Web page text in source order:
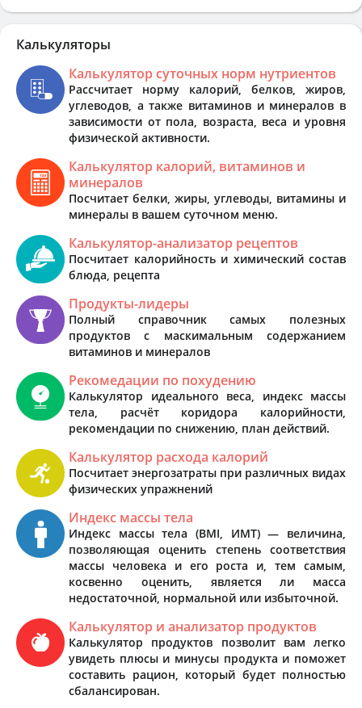
Калькуляторы
Калькулятор суточных норм нутриентов
Рассчитает норму калорий, белков, жиров,
углеводов, а также витаминов и минералов в
зависимости от пола, возраста, веса и уровня
физической активности.
Калькулятор калорий, витаминов и
минералов
Посчитает белки, жиры, углеводы, витамины и
минералы в вашем суточном меню.
Калькулятор-анализатор рецептов
Посчитает калорийность и химический состав
блюда, рецепта
Продукты-лидеры
Полный справочник самых полезных
продуктов с маскимальным содержанием
витаминов и минералов
Рекомедации по похудению
Калькулятор идеального веса, индекс массы
тела, расчёт коридора калорийности,
рекомендации по снижению, план действий.
Калькулятор расхода калорий
Посчитает энергозатраты при различных видах
физических упражнений
Индекс массы тела
Индекс массы тела (BMI, ИМТ) — величина,
позволяющая оценить степень соответствия
массы человека и его роста и, тем самым,
косвенно оценить, является ли масса
недостаточной, нормальной или избыточной.
Калькулятор и анализатор продуктов
Калькулятор продуктов позволит вам легко
увидеть плюсы и минусы продукта и поможет
составить рацион, который будет полностью
сбалансирован.